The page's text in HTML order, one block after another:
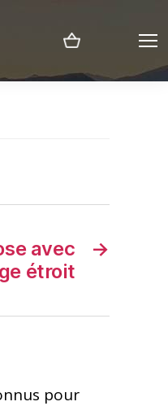
→
avec
étroit
pour